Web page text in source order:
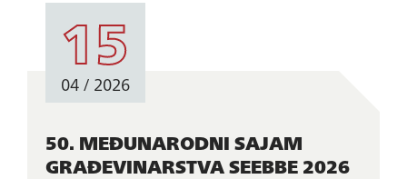
15
04 / 2026
50. MEĐUNARODNI SAJAM
GRAĐEVINARSTVA SEEBBE 2026